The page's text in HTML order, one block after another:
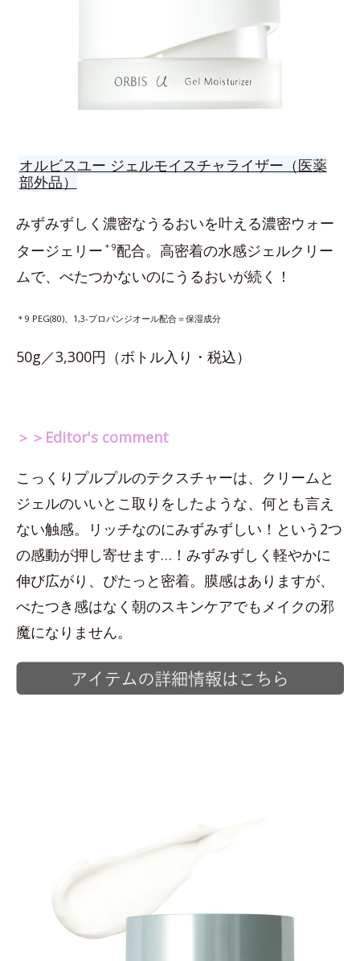
オルビスユー ジェルモイスチャライザー（医薬
部外品）
みずみずしく濃密なうるおいを叶える濃密ウォー
タージェリー ＊9配合。高密着の水感ジェルクリー
ムで、べたつかないのにうるおいが続く！
＊9 PEG(80)、1,3-プロパンジオール配合＝保湿成分
50g／3,300円（ボトル入り・税込）
＞＞Editor's comment
こっくりプルプルのテクスチャーは、クリームと
ジェルのいいとこ取りをしたような、何とも言え
ない触感。リッチなのにみずみずしい！という2つ
の感動が押し寄せます…！みずみずしく軽やかに
伸び広がり、ぴたっと密着。膜感はありますが、
べたつき感はなく朝のスキンケアでもメイクの邪
魔になりません。